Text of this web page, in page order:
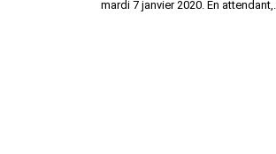
mardi 7 janvier 2020. En attendant,...